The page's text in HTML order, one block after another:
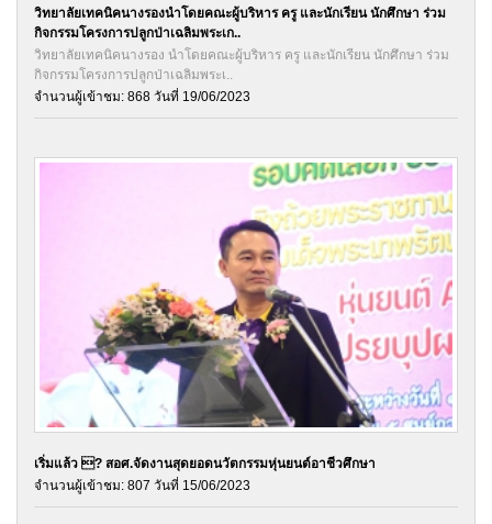
วิทยาลัยเทคนิคนางรองนำโดยคณะผู้บริหาร ครู และนักเรียน นักศึกษา ร่วม
กิจกรรมโครงการปลูกป่าเฉลิมพระเก..
วิทยาลัยเทคนิคนางรอง นำโดยคณะผู้บริหาร ครู และนักเรียน นักศึกษา ร่วม
กิจกรรมโครงการปลูกป่าเฉลิมพระเ..
จำนวนผู้เข้าชม: 868 วันที่ 19/06/2023
เริ่มแล้ว ? สอศ.จัดงานสุดยอดนวัตกรรมหุ่นยนต์อาชีวศึกษา
จำนวนผู้เข้าชม: 807 วันที่ 15/06/2023